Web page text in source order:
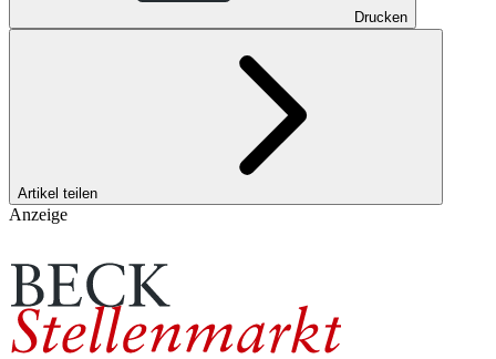
Drucken
Artikel teilen
Anzeige